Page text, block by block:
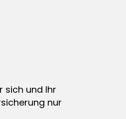
sich und Ihr
nur